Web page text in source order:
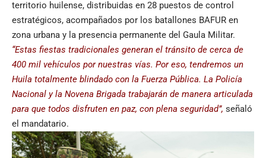
territorio huilense, distribuidas en 28 puestos de control
estratégicos, acompañados por los batallones BAFUR en
zona urbana y la presencia permanente del Gaula Militar.
“Estas fiestas tradicionales generan el tránsito de cerca de
400 mil vehículos por nuestras vías. Por eso, tendremos un
Huila totalmente blindado con la Fuerza Pública. La Policía
Nacional y la Novena Brigada trabajarán de manera articulada
para que todos disfruten en paz, con plena seguridad”, señaló
el mandatario.